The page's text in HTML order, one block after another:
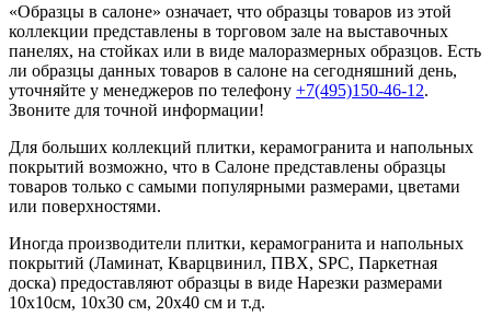
«Образцы в салоне» означает, что образцы товаров из этой
коллекции представлены в торговом зале на выставочных
панелях, на стойках или в виде малоразмерных образцов. Есть
ли образцы данных товаров в салоне на сегодняшний день,
уточняйте у менеджеров по телефону +7(495)150-46-12.
Звоните для точной информации!
Для больших коллекций плитки, керамогранита и напольных
покрытий возможно, что в Салоне представлены образцы
товаров только с самыми популярными размерами, цветами
или поверхностями.
Иногда производители плитки, керамогранита и напольных
покрытий (Ламинат, Кварцвинил, ПВХ, SPC, Паркетная
доска) предоставляют образцы в виде Нарезки размерами
10х10см, 10х30 см, 20х40 см и т.д.